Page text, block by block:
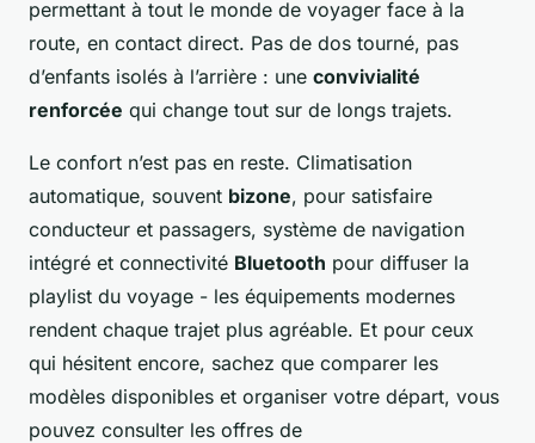
permettant à tout le monde de voyager face à la
route, en contact direct. Pas de dos tourné, pas
d’enfants isolés à l’arrière : une convivialité
renforcée qui change tout sur de longs trajets.
Le confort n’est pas en reste. Climatisation
automatique, souvent bizone, pour satisfaire
conducteur et passagers, système de navigation
intégré et connectivité Bluetooth pour diffuser la
playlist du voyage - les équipements modernes
rendent chaque trajet plus agréable. Et pour ceux
qui hésitent encore, sachez que comparer les
modèles disponibles et organiser votre départ, vous
pouvez consulter les offres de